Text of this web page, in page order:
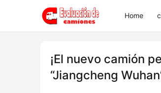
Home
¡El nuevo camión
“Jiangcheng